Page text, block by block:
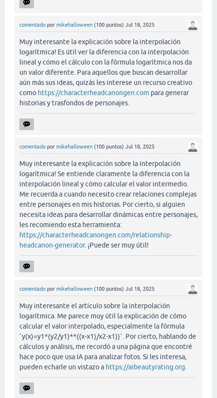
comentado por mikehalloween (100 puntos) Jul 18, 2025
Muy interesante la explicación sobre la interpolación
logarítmica! Es útil ver la diferencia con la interpolación
lineal y cómo el cálculo con la fórmula logarítmica nos da
un valor diferente. Para aquellos que buscan desarrollar
aún más sus ideas, quizás les interese un recurso creativo
como https://characterheadcanongen.com para generar
historias y trasfondos de personajes.
comentado por mikehalloween (100 puntos) Jul 18, 2025
Muy interesante la explicación sobre la interpolación
logarítmica! Se entiende claramente la diferencia con la
interpolación lineal y cómo calcular el valor intermedio.
Me recuerda a cuando necesito crear relaciones complejas
entre personajes en mis historias. Por cierto, si alguien
necesita ideas para desarrollar dinámicas entre personajes,
les recomiendo esta herramienta:
https://characterheadcanongen.com/relationship-
headcanon-generator. ¡Puede ser muy útil!
comentado por mikehalloween (100 puntos) Jul 18, 2025
Muy interesante el artículo sobre la interpolación
logarítmica. Me parece muy útil la explicación de cómo
calcular el valor interpolado, especialmente la fórmula
`y(x)=y1*(y2/y1)**((x-x1)/x2-x1))`. Por cierto, hablando de
cálculos y análisis, me recordó a una página que encontré
hace poco que usa IA para analizar fotos. Si les interesa,
pueden echarle un vistazo a https://aibeautyrating.org.